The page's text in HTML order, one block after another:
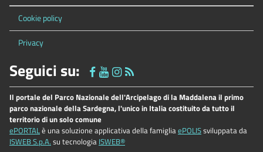
Cookie policy
Privacy
Seguici su:
Il portale del Parco Nazionale dell'Arcipelago di la Maddalena il primo
parco nazionale della Sardegna, l'unico in Italia costituito da tutto il
territorio di un solo comune
ePORTALè una soluzione applicativa della famigliaePOLISsviluppata da
ISWEB S.p.A. su tecnologia ISWEB®